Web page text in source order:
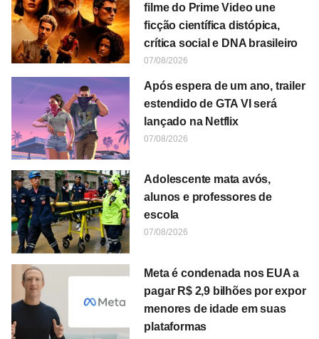
filme do Prime Video une
ficção científica distópica,
crítica social e DNA brasileiro
07/08/2026
Após espera de um ano, trailer
estendido de GTA VI será
lançado na Netflix
07/08/2026
Adolescente mata avós,
alunos e professores de
escola
07/08/2026
Meta é condenada nos EUA a
pagar R$ 2,9 bilhões por expor
menores de idade em suas
plataformas